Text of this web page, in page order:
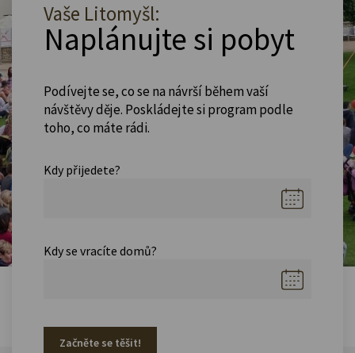
Vaše Litomyšl:
Naplánujte si pobyt
Podívejte se, co se na návrší během vaší
návštěvy děje. Poskládejte si program podle
toho, co máte rádi.
Kdy přijedete?
Kdy se vracíte domů?
Začněte se těšit!